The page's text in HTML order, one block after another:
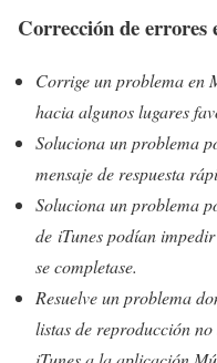
Corrección de errores
Corrige un problema en
hacia algunos lugares
Soluciona un problema
mensaje de respuesta
Soluciona un problema
de iTunes podían
se completase.
Resuelve un problema
listas de reproducción no